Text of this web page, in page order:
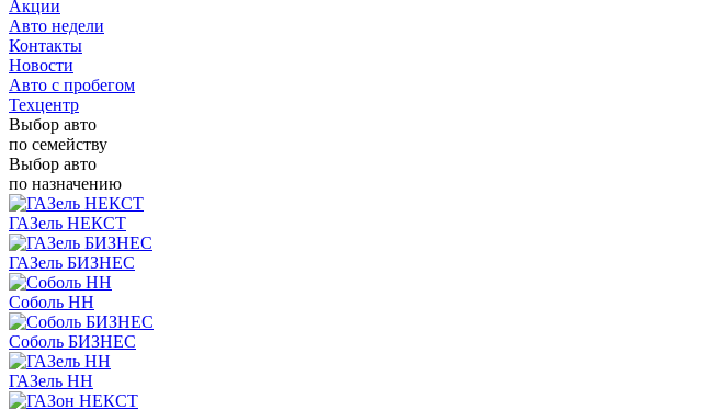
Акции
Авто недели
Контакты
Новости
Авто с пробегом
Техцентр
Выбор авто
по семейству
Выбор авто
по назначению
ГАЗель НЕКСТ
ГАЗель БИЗНЕС
Соболь НН
Соболь БИЗНЕС
ГАЗель НН